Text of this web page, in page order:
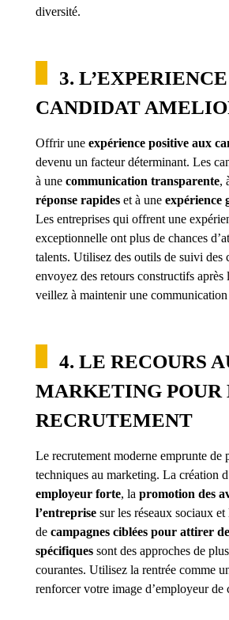
diversité.
3. L’EXPERIENCE
CANDIDAT
Offrir une expérience positive aux
devenu un facteur déterminant. Les
à une communication transparente,
réponse rapideset à une expérience
Les entreprises qui offrent une
exceptionnelle ont plus de chances
talents. Utilisez des outils de suivi des
envoyez des retours constructifs après
veillez à maintenir une communication
4. LE RECOURS
MARKETING POUR
RECRUTEMENT
Le recrutement moderne emprunte de
techniques au marketing. La création
employeur forte, la promotion des
l’entreprisesur les réseaux sociaux et
de campagnes ciblées pour attirer
spécifiquessont des approches de
courantes. Utilisez la rentrée comme
renforcer votre image d’employeur de